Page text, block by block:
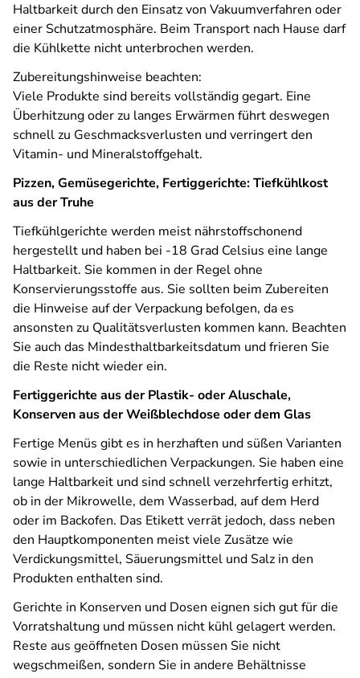
Haltbarkeit durch den Einsatz von Vakuumverfahren oder
einer Schutzatmosphäre. Beim Transport nach Hause darf
die Kühlkette nicht unterbrochen werden.
Zubereitungshinweise beachten:
Viele Produkte sind bereits vollständig gegart. Eine
Überhitzung oder zu langes Erwärmen führt deswegen
schnell zu Geschmacksverlusten und verringert den
Vitamin- und Mineralstoffgehalt.
Pizzen, Gemüsegerichte, Fertiggerichte: Tiefkühlkost
aus der Truhe
Tiefkühlgerichte werden meist nährstoffschonend
hergestellt und haben bei -18 Grad Celsius eine lange
Haltbarkeit. Sie kommen in der Regel ohne
Konservierungsstoffe aus. Sie sollten beim Zubereiten
die Hinweise auf der Verpackung befolgen, da es
ansonsten zu Qualitätsverlusten kommen kann. Beachten
Sie auch das Mindesthaltbarkeitsdatum und frieren Sie
die Reste nicht wieder ein.
Fertiggerichte aus der Plastik- oder Aluschale,
Konserven aus der Weißblechdose oder dem Glas
Fertige Menüs gibt es in herzhaften und süßen Varianten
sowie in unterschiedlichen Verpackungen. Sie haben eine
lange Haltbarkeit und sind schnell verzehrfertig erhitzt,
ob in der Mikrowelle, dem Wasserbad, auf dem Herd
oder im Backofen. Das Etikett verrät jedoch, dass neben
den Hauptkomponenten meist viele Zusätze wie
Verdickungsmittel, Säuerungsmittel und Salz in den
Produkten enthalten sind.
Gerichte in Konserven und Dosen eignen sich gut für die
Vorratshaltung und müssen nicht kühl gelagert werden.
Reste aus geöffneten Dosen müssen Sie nicht
wegschmeißen, sondern Sie in andere Behältnisse